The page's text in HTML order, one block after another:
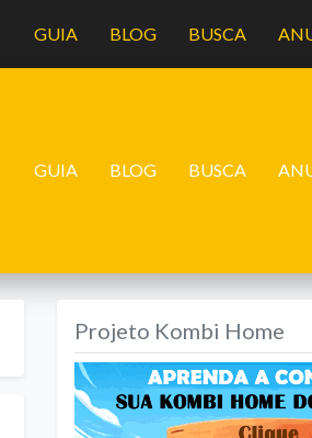
GUIA BLOG BUSCA
GUIA BLOG BUSCA
Projeto Kombi Home